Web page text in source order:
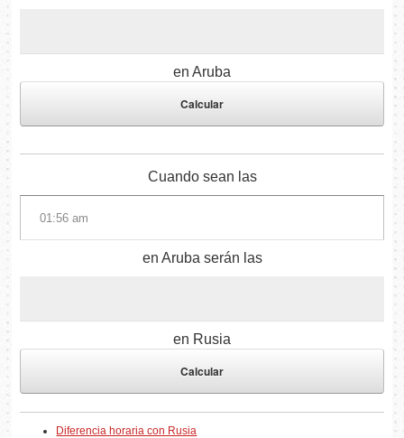
en Aruba
Cuando sean las
en Aruba serán las
en Rusia
Diferencia horaria con Rusia